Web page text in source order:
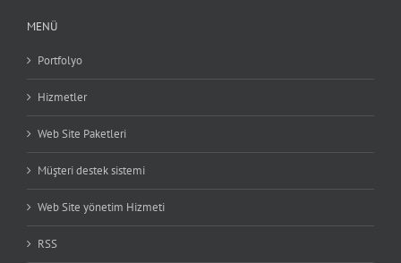
MENÜ
Portfolyo
Hizmetler
Web Site Paketleri
Müşteri destek sistemi
Web Site yönetim Hizmeti
RSS